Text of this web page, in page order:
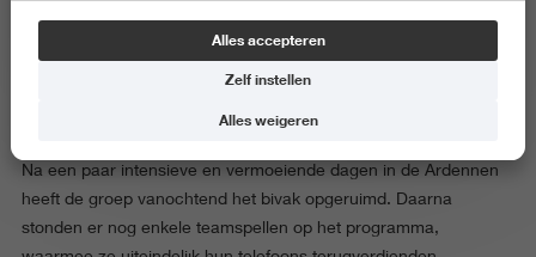
Dinsdag 30 september
Na een paar intensieve en vermoeiende dagen in de Ardennen
heeft de groep vanochtend het bivak opgeruimd. Daarna
stonden er nog enkele teamspellen op het programma,
Alles accepteren
Zelf instellen
Alles weigeren